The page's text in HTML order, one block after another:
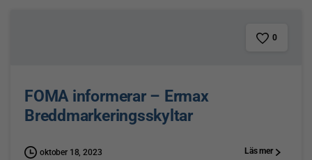
0
FOMA informerar – Ermax
Breddmarkeringsskyltar
oktober 18, 2023 Läs mer